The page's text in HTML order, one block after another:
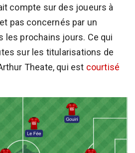
compte sur des joueurs à
pas concernés par un
les prochains jours. Ce qui
sur les titularisations de
Theate, qui est courtisé